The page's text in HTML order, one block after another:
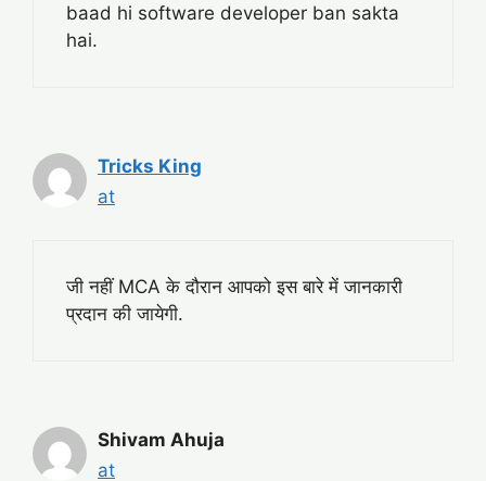
baad hi software developer ban sakta
hai.
Tricks King
at
जी नहीं MCA के दौरान आपको इस बारे में जानकारी
प्रदान की जायेगी.
Shivam Ahuja
at